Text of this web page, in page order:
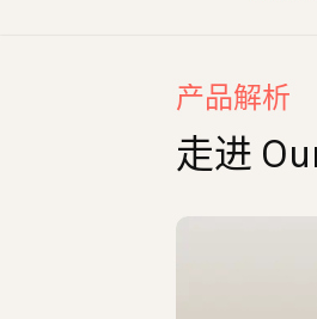
产品解析
走进